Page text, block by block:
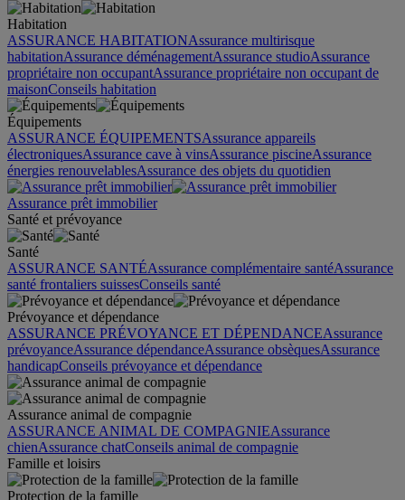
Habitation
ASSURANCE HABITATIONAssurance multirisque
habitationAssurance déménagementAssurance studioAssurance
propriétaire non occupantAssurance propriétaire non occupant de
maisonConseils habitation
Équipements
ASSURANCE ÉQUIPEMENTSAssurance appareils
électroniquesAssurance cave à vinsAssurance piscineAssurance
énergies renouvelablesAssurance des objets du quotidien
Assurance prêt immobilier
Santé et prévoyance
Santé
ASSURANCE SANTÉAssurance complémentaire santéAssurance
santé frontaliers suissesConseils santé
Prévoyance et dépendance
ASSURANCE PRÉVOYANCE ET DÉPENDANCEAssurance
prévoyanceAssurance dépendanceAssurance obsèquesAssurance
handicapConseils prévoyance et dépendance
Assurance animal de compagnie
ASSURANCE ANIMAL DE COMPAGNIEAssurance
chienAssurance chatConseils animal de compagnie
Famille et loisirs
Protection de la famille